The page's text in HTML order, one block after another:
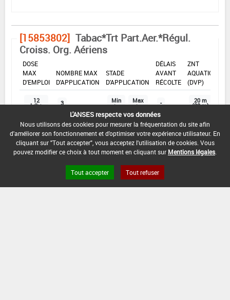
[15853802] Tabac*Trt Part.Aer.*Régul.
Croiss. Org. Aériens
DOSE
MAX
D'EMPLOI
NOMBRE MAX
D'APPLICATION
STADE
D'APPLICATION
DÉLAIS
AVANT
RÉCOLTE
ZNT
AQUATIQUE
(DVP)
12
L/ha 3 Min
: -
Max
: - - 20 m
(20 m)
INTERVALLE MINIMUM ENTRE APPLICATIONS :
5 Jour(s)
DISTANCE DE SÉCURITÉ RIVERAIN ET PERSONNES
Se référer à la catégorie « RIVERAINS » dans la
L'ANSES respecte vos données
Nous utilisons des cookies pour mesurer la fréquentation du site afin
d'améliorer son fonctionnement et d'optimiser votre expérience utilisateur. En
cliquant sur "Tout accepter", vous acceptez l'utilisation de cookies. Vous
pouvez modifier ce choix à tout moment en cliquant sur Mentions légales
Tout accepter Tout refuser